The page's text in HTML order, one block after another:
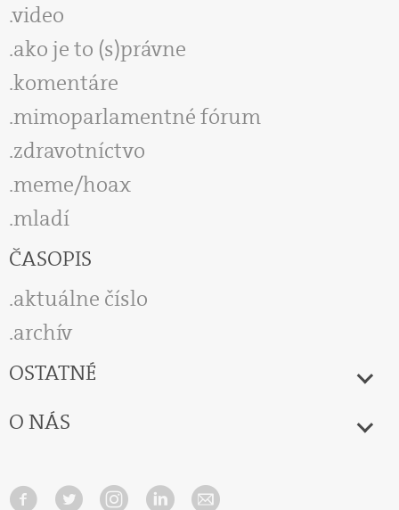
video
ako je to (s)právne
komentáre
mimoparlamentné fórum
zdravotníctvo
meme/hoax
mladí
ČASOPIS
aktuálne číslo
archív
OSTATNÉ
O NÁS